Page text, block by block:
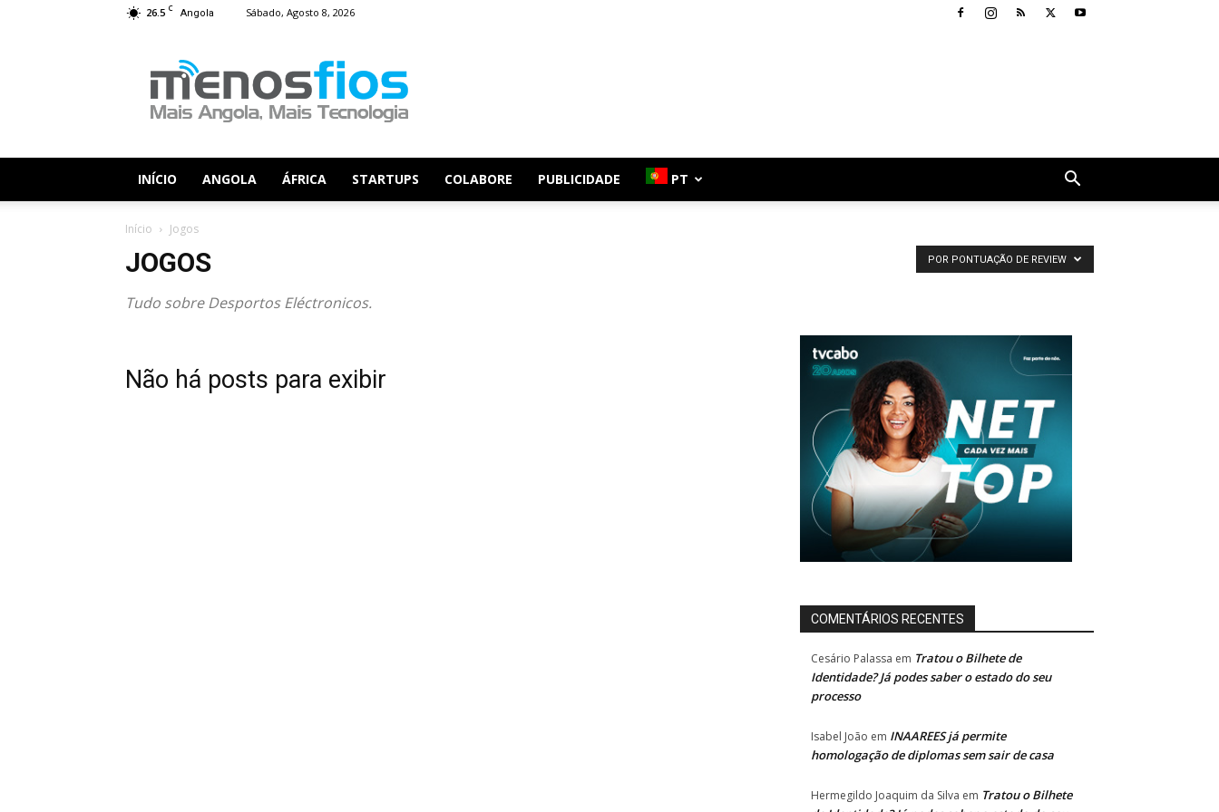
26.5 C Angola Sábado, Agosto 8, 2026
Fios
INÍCIO ANGOLA ÁFRICA STARTUPS COLABORE PUBLICIDADE PT
Início Jogos
JOGOS
Tudo sobre Desportos Eléctronicos.
POR PONTUAÇÃO DE REVIEW
Não há posts para exibir
COMENTÁRIOS RECENTES
Cesário Palassa em Tratou o Bilhete de
Identidade? Já podes saber o estado do seu
processo
Isabel João em INAAREES já permite
homologação de diplomas sem sair de casa
Hermegildo Joaquim da Silva em Tratou o Bilhete